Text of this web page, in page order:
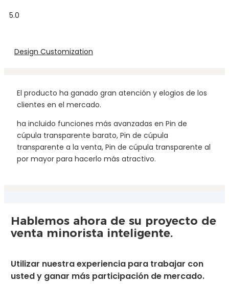
5.0
Design Customization
El producto ha ganado gran atención y elogios de los
clientes en el mercado.
ha incluido funciones más avanzadas en Pin de
cúpula transparente barato, Pin de cúpula
transparente a la venta, Pin de cúpula transparente al
por mayor para hacerlo más atractivo.
Hablemos ahora de su proyecto de
venta minorista inteligente.
Utilizar nuestra experiencia para trabajar con
usted y ganar más participación de mercado.